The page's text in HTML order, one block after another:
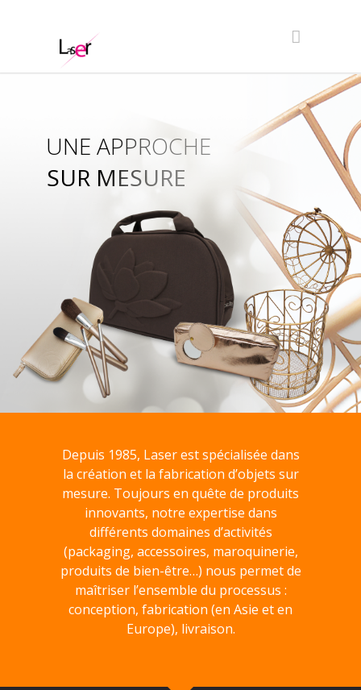
SUR MESURE
UNE APPROCHE
Depuis 1985, Laser est spécialisée dans
la création et la fabrication d’objets sur
mesure. Toujours en quête de produits
innovants, notre expertise dans
différents domaines d’activités
(packaging, accessoires, maroquinerie,
produits de bien-être…) nous permet de
maîtriser l’ensemble du processus :
conception, fabrication (en Asie et en
Europe), livraison.